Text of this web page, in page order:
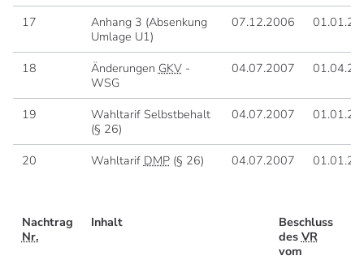
17
Anhang 3 (Absenkung
Umlage U1)
07.12.2006
18 ÄnderungenGKV-
WSG
04.07.2007
19
Wahltarif Selbstbehalt
(§ 26)
04.07.2007
20 Wahltarif DMP(§ 26) 04.07.2007
Nachtrag
Nr.
Inhalt
Beschluss
des VR
vom